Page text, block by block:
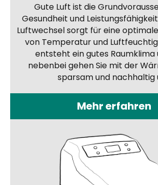
Gute Luft ist die
Gesundheit und
Luftwechsel sorgt für eine
von Temperatur und
entsteht ein gutes Raumklima
nebenbei gehen Sie mit der
sparsam und nachhaltig
Mehr erfahren